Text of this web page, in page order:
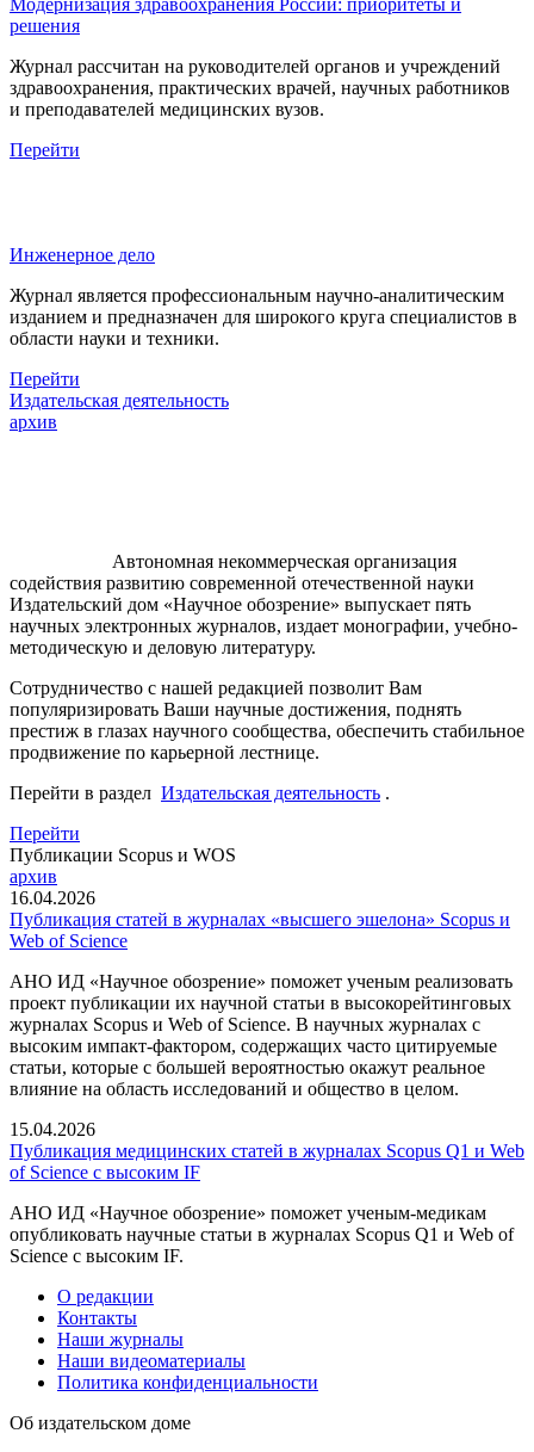
Модернизация здравоохранения России: приоритеты и
решения
Журнал рассчитан на руководителей органов и учреждений
здравоохранения, практических врачей, научных работников
и преподавателей медицинских вузов.
Перейти
Инженерное дело
Журнал является профессиональным научно-аналитическим
изданием и предназначен для широкого круга специалистов в
области науки и техники.
Перейти
Издательская деятельность
архив
Автономная некоммерческая организация
содействия развитию современной отечественной науки
Издательский дом «Научное обозрение» выпускает пять
научных электронных журналов, издает монографии, учебно-
методическую и деловую литературу.
Сотрудничество с нашей редакцией позволит Вам
популяризировать Ваши научные достижения, поднять
престиж в глазах научного сообщества, обеспечить стабильное
продвижение по карьерной лестнице.
Перейти в раздел Издательская деятельность .
Перейти
Публикации Scopus и WOS
архив
16.04.2026
Публикация статей в журналах «высшего эшелона» Scopus и
Web of Science
АНО ИД «Научное обозрение» поможет ученым реализовать
проект публикации их научной статьи в высокорейтинговых
журналах Scopus и Web of Science. В научных журналах с
высоким импакт-фактором, содержащих часто цитируемые
статьи, которые с большей вероятностью окажут реальное
влияние на область исследований и общество в целом.
15.04.2026
Публикация медицинских статей в журналах Scopus Q1 и Web
of Science с высоким IF
АНО ИД «Научное обозрение» поможет ученым-медикам
опубликовать научные статьи в журналах Scopus Q1 и Web of
Science с высоким IF.
О редакции
Контакты
Наши журналы
Наши видеоматериалы
Политика конфиденциальности
Об издательском доме